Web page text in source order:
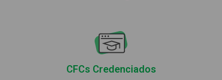
CFCs Credenciados